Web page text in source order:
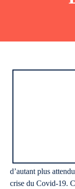
d’autant plus
crise du Covid-19.